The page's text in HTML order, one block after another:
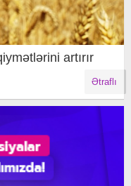
artırır
Ətraflı